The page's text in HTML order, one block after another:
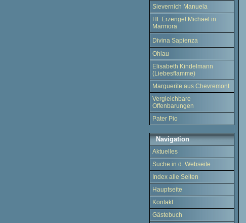
Sievernich Manuela
Hl. Erzengel Michael in
Marmora
Divina Sapienza
Ohlau
Elisabeth Kindelmann
(Liebesflamme)
Marguerite aus Chevremont
Vergleichbare
Offenbarungen
Pater Pio
Navigation
Aktuelles
Suche in d. Webseite
Index alle Seiten
Hauptseite
Kontakt
Gästebuch